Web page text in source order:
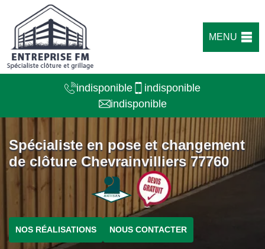
MENU
indisponible
indisponible
indisponible
Spécialiste en pose et changement
de clôture Chevrainvilliers 77760
NOS RÉALISATIONS NOUS CONTACTER